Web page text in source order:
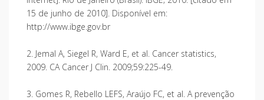
15 de junho de 2010]. Disponível em:
http://www.ibge.gov.br
2. Jemal A, Siegel R, Ward E, et al. Cancer statistics,
2009. CA Cancer J Clin. 2009;59:225-49.
3. Gomes R, Rebello LEFS, Araújo FC, et al. A prevenção